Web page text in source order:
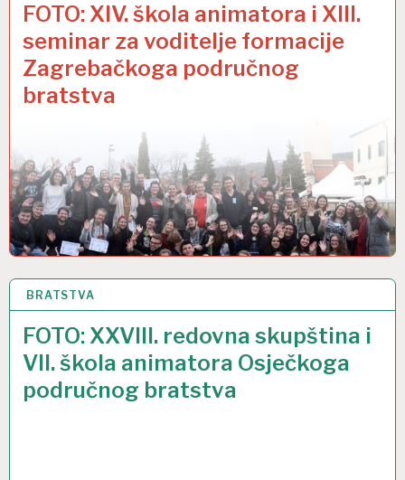
FOTO: XIV. škola animatora i XIII.
seminar za voditelje formacije
Zagrebačkoga područnog
bratstva
BRATSTVA
FOTO: XXVIII. redovna skupština i
VII. škola animatora Osječkoga
područnog bratstva
30 STU 2019